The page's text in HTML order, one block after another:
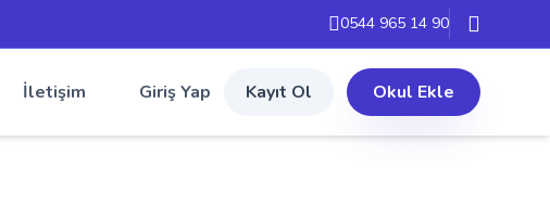
0544 965 14 90
İletişim Giriş Yap Kayıt Ol Okul Ekle